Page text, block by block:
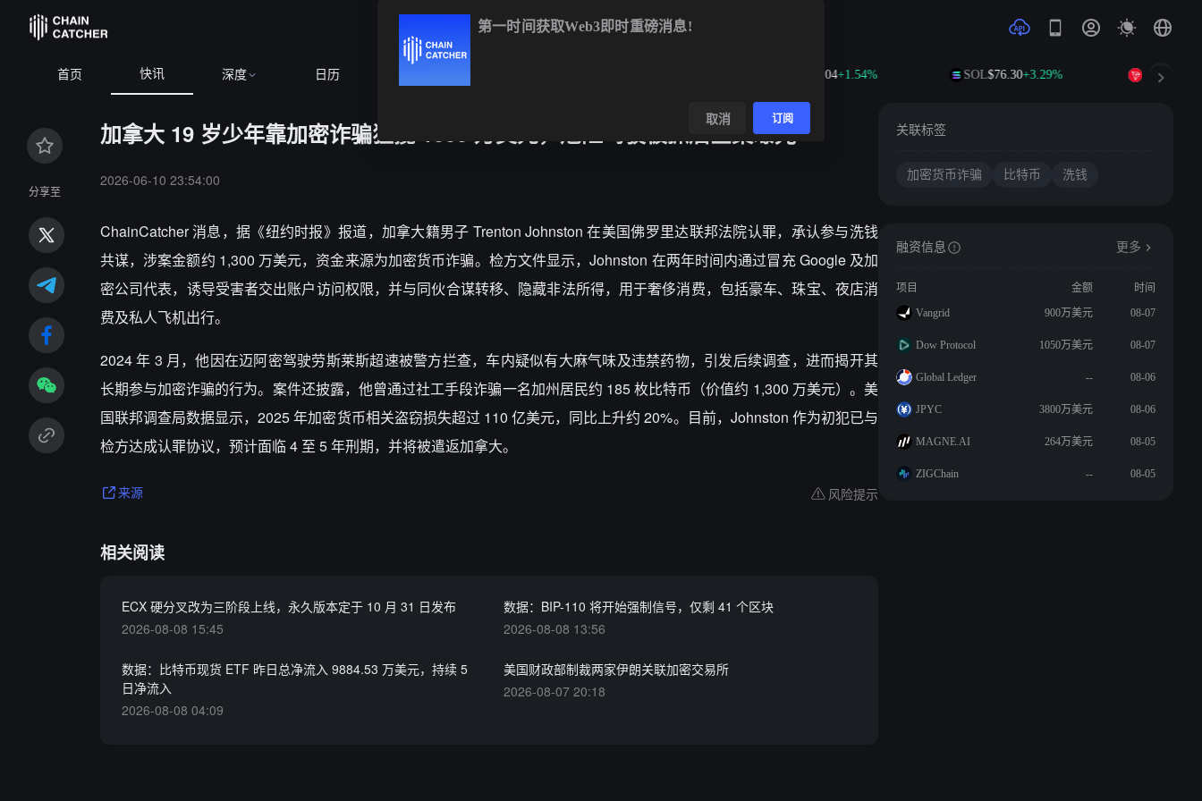
首页 快讯 深度 日历
BTC $65,022.31 +0.08% $1.04+1.54% SOL$76.30+3.29% TRX
分享至
加拿大 19 岁少年靠加密诈骗狂揽 1300 万美元，危险驾驶被抓后全案曝光
2026-06-10 23:54:00
ChainCatcher 消息，据《纽约时报》报道，加拿大籍男子 Trenton Johnston 在美国佛罗里达联邦法院认罪，承认参与洗钱
共谋，涉案金额约 1,300 万美元，资金来源为加密货币诈骗。检方文件显示，Johnston 在两年时间内通过冒充 Google 及加
密公司代表，诱导受害者交出账户访问权限，并与同伙合谋转移、隐藏非法所得，用于奢侈消费，包括豪车、珠宝、夜店消
费及私人飞机出行。
2024 年 3 月，他因在迈阿密驾驶劳斯莱斯超速被警方拦查，车内疑似有大麻气味及违禁药物，引发后续调查，进而揭开其
长期参与加密诈骗的行为。案件还披露，他曾通过社工手段诈骗一名加州居民约 185 枚比特币（价值约 1,300 万美元）。美
国联邦调查局数据显示，2025 年加密货币相关盗窃损失超过 110 亿美元，同比上升约 20%。目前，Johnston 作为初犯已与
检方达成认罪协议，预计面临 4 至 5 年刑期，并将被遣返加拿大。
来源 风险提示
相关阅读
ECX 硬分叉改为三阶段上线，永久版本定于 10 月 31 日发布
2026-08-08 15:45
数据：BIP-110 将开始强制信号，仅剩 41 个区块
2026-08-08 13:56
数据：比特币现货 ETF 昨日总净流入 9884.53 万美元，持续 5
日净流入
2026-08-08 04:09
美国财政部制裁两家伊朗关联加密交易所
2026-08-07 20:18
关联标签
加密货币诈骗 比特币 洗钱
融资信息 更多
项目 金额
时间
Vangrid
900万美元 08-07
Dow Protocol 1050万美元 08-07
Global Ledger -- 08-06
JPYC 3800万美元 08-06
MAGNE.AI 264万美元 08-05
ZIGChain -- 08-05
第一时间获取Web3即时重磅消息!
取消 订阅